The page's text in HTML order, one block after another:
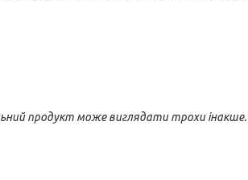
продукт може виглядати трохи інакше.